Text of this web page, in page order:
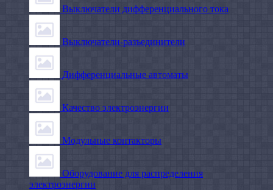
Выключатели дифференциального тока
Выключатели-разъединители
Дифференциальные автоматы
Качество электроэнергии
Модульные контакторы
Оборудование для распределения
электроэнергии